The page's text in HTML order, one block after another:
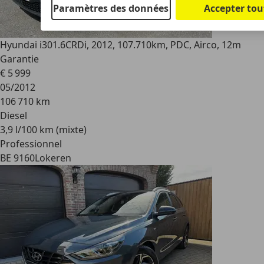
Hyundai i301.6CRDi, 2012, 107.710km, PDC, Airco, 12m
Garantie
€ 5 999
05/2012
106 710 km
Diesel
3,9 l/100 km (mixte)
Professionnel
BE 9160Lokeren
Paramètres des données Accepter